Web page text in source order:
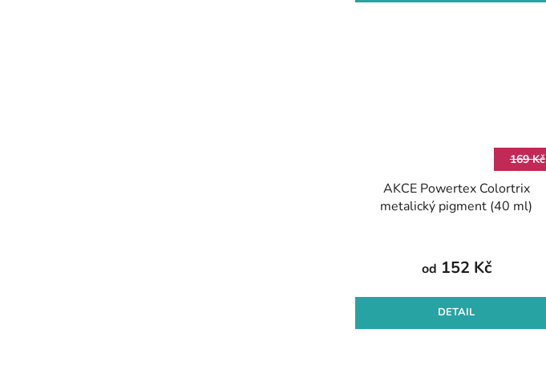
169 Kč
AKCE Powertex Colortrix
metalický pigment (40 ml)
od 152 Kč
DETAIL